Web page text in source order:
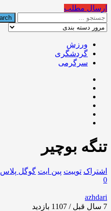
ارسال مطلب
ورزش
گردشگری
سرگرمی
تنگه بوچیر
اشتراک توییت پین ایت گوگل‌ پلاس
0
azhdari
7 سال قبل / 1107
بازدید